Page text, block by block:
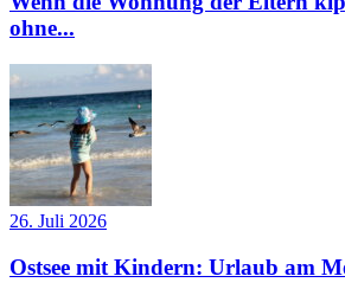
ohne...
26. Juli 2026
Ostsee mit Kindern: Urlaub am